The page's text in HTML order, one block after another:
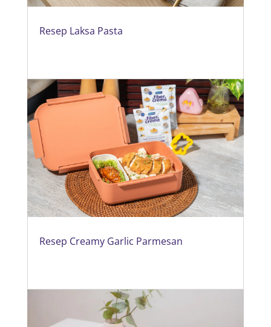
Resep Laksa Pasta
Resep Creamy Garlic Parmesan